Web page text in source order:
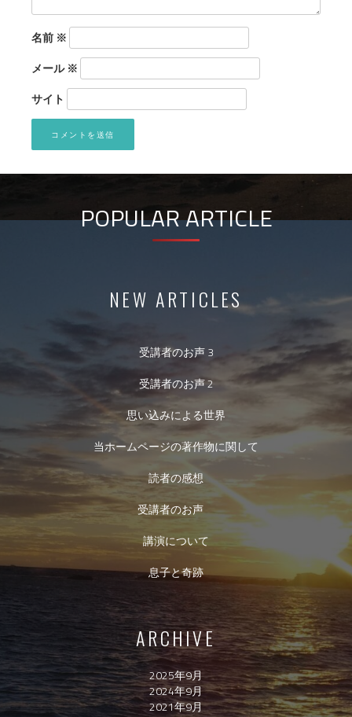
名前 ※
メール※
サイト
POPULAR ARTICLE
NEW ARTICLES
受講者のお声 3
受講者のお声 2
思い込みによる世界
当ホームページの著作物に関して
読者の感想
受講者のお声
講演について
息子と奇跡
ARCHIVE
2025年9月
2024年9月
2021年9月